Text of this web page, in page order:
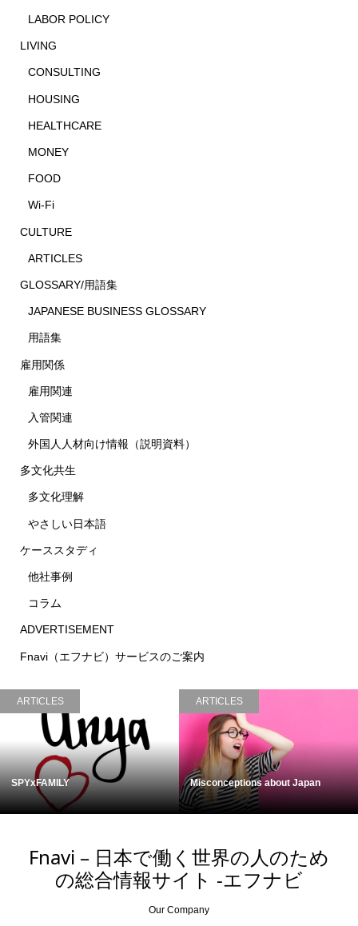
LABOR POLICY
LIVING
CONSULTING
HOUSING
HEALTHCARE
MONEY
FOOD
Wi-Fi
CULTURE
ARTICLES
GLOSSARY/用語集
JAPANESE BUSINESS GLOSSARY
用語集
雇用関係
雇用関連
入管関連
外国人人材向け情報（説明資料）
多文化共生
多文化理解
やさしい日本語
ケーススタディ
他社事例
コラム
ADVERTISEMENT
Fnavi（エフナビ）サービスのご案内
ARTICLES
SPYxFAMILY
ARTICLES
Misconceptions about Japan
Fnavi – 日本で働く世界の人のため
の総合情報サイト -エフナビ
Our Company